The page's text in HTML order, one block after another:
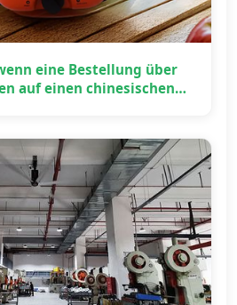
eine Bestellung über
auf einen chinesischen